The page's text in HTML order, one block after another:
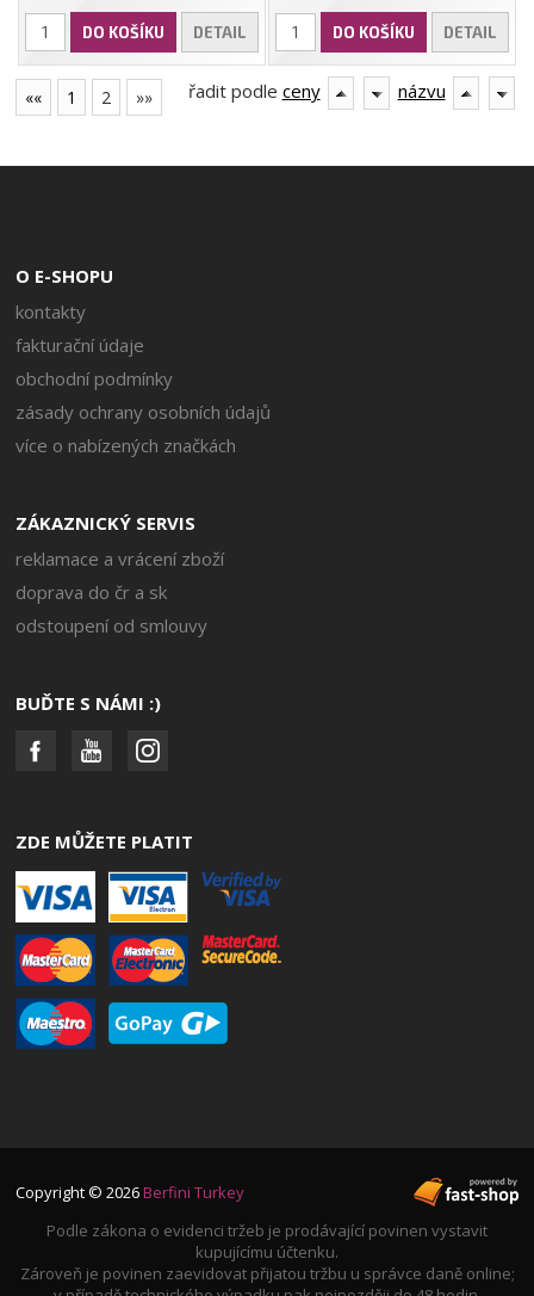
DO KOŠÍKU DETAIL DO KOŠÍKU DETAIL
«« 1 2 »» řadit podle ceny názvu
O E-SHOPU
kontakty
fakturační údaje
obchodní podmínky
zásady ochrany osobních údajů
více o nabízených značkách
ZÁKAZNICKÝ SERVIS
reklamace a vrácení zboží
doprava do čr a sk
odstoupení od smlouvy
BUĎTE S NÁMI :)
ZDE MŮŽETE PLATIT
Copyright © 2026Berfini Turkey
Podle zákona o evidenci tržeb je prodávající povinen vystavit
kupujícímu účtenku.
Zároveň je povinen zaevidovat přijatou tržbu u správce daně online;